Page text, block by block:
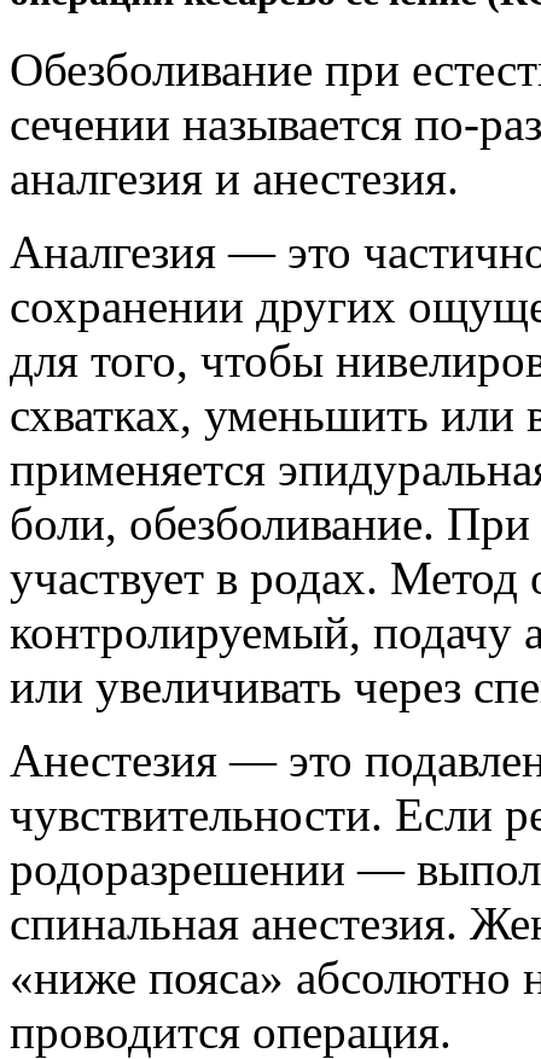
Обезболивание при
сечении называется по-
аналгезия и анестезия.
Аналгезия — это
сохранении других
для того, чтобы
схватках, уменьшить или
применяется
боли, обезболивание.
участвует в родах. Метод
контролируемый, подачу
или увеличивать через
Анестезия — это
чувствительности. Если
родоразрешении —
спинальная анестезия.
«ниже пояса» абсолютно
проводится операция.